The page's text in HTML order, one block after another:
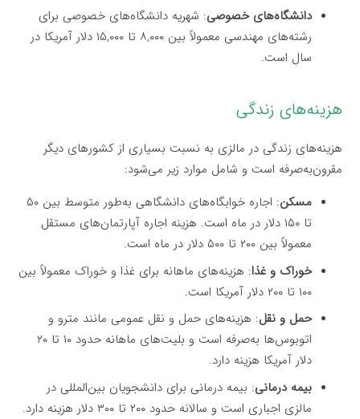
دانشگاه‌های خصوصی: شهریه دانشگاه‌های خصوصی برای
رشته‌های مهندسی معمولاً بین ۸,۰۰۰ تا ۱۵,۰۰۰ دلار آمریکا در
سال است.
هزینه‌های زندگی
هزینه‌های زندگی در مالزی به نسبت بسیاری از کشورهای دیگر
مقرون‌به‌صرفه است و شامل موارد زیر می‌شود:
مسکن
: اجاره خوابگاه‌های دانشگاهی به‌طور متوسط بین ۵۰
تا ۱۵۰ دلار در ماه است. هزینه اجاره آپارتمان‌های مستقل
معمولاً بین ۲۰۰ تا ۵۰۰ دلار در ماه است.
خوراک و غذا: هزینه‌های ماهانه برای غذا و خوراک معمولاً بین
۱۰۰ تا ۲۰۰ دلار آمریکا است.
حمل و نقل: هزینه‌های حمل و نقل عمومی مانند مترو و
اتوبوس‌ها به‌صرفه است و بلیت‌های ماهانه حدود ۱۰ تا ۲۰
دلار آمریکا هزینه دارد.
بیمه درمانی: بیمه درمانی برای دانشجویان بین‌المللی در
مالزی اجباری است و سالانه حدود ۲۰۰ تا ۳۰۰ دلار هزینه دارد.